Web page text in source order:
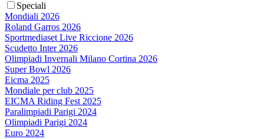
Speciali
Mondiali 2026
Roland Garros 2026
Sportmediaset Live Riccione 2026
Scudetto Inter 2026
Olimpiadi Invernali Milano Cortina 2026
Super Bowl 2026
Eicma 2025
Mondiale per club 2025
EICMA Riding Fest 2025
Paralimpiadi Parigi 2024
Olimpiadi Parigi 2024
Euro 2024